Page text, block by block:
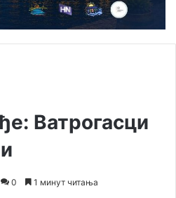
Ватрогасци
0 1 минут читања